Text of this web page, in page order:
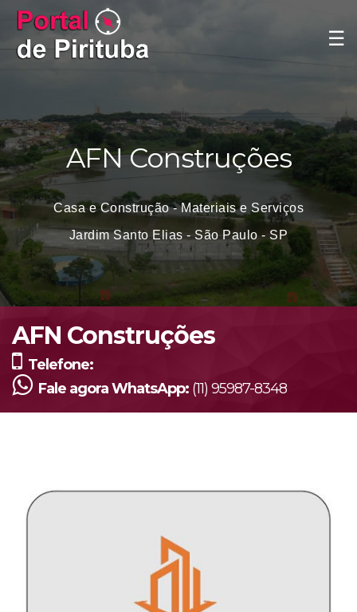
☰
AFN Construções
Casa e Construção - Materiais e Serviços
Jardim Santo Elias - São Paulo - SP
AFN Construções
Telefone:
Fale agora WhatsApp: (11) 95987-8348